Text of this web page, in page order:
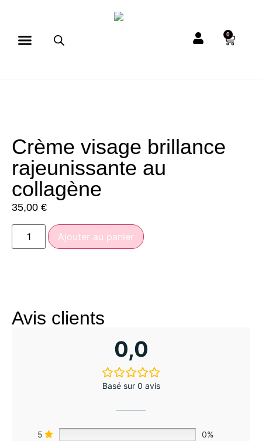
0
Crème visage brillance
rajeunissante au
collagène
35,00 €
Ajouter au panier
Avis clients
0,0
Basé sur 0 avis
5
0%